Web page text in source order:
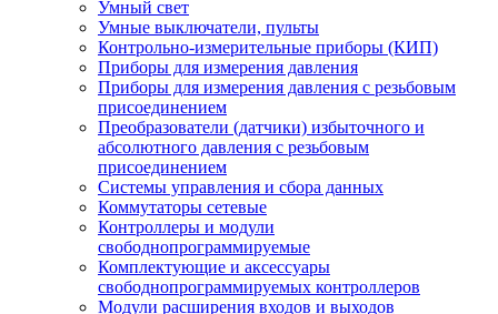
Умный свет
Умные выключатели, пульты
Контрольно-измерительные приборы (КИП)
Приборы для измерения давления
Приборы для измерения давления с резьбовым
присоединением
Преобразователи (датчики) избыточного и
абсолютного давления с резьбовым
присоединением
Системы управления и сбора данных
Коммутаторы сетевые
Контроллеры и модули
свободнопрограммируемые
Комплектующие и аксессуары
свободнопрограммируемых контроллеров
Модули расширения входов и выходов